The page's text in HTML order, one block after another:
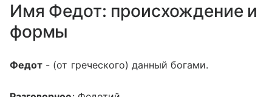
Имя Федот: происхождение и
формы
Федот - (от греческого) данный богами.